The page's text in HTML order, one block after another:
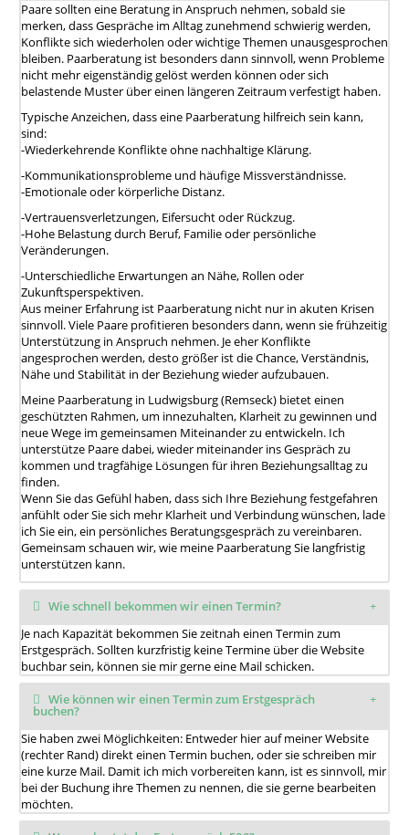
Paare sollten eine Beratung in Anspruch nehmen, sobald sie
merken, dass Gespräche im Alltag zunehmend schwierig werden,
Konflikte sich wiederholen oder wichtige Themen unausgesprochen
bleiben. Paarberatung ist besonders dann sinnvoll, wenn Probleme
nicht mehr eigenständig gelöst werden können oder sich
belastende Muster über einen längeren Zeitraum verfestigt haben.
Typische Anzeichen, dass eine Paarberatung hilfreich sein kann,
sind:
-Wiederkehrende Konflikte ohne nachhaltige Klärung.
-Kommunikationsprobleme und häufige Missverständnisse.
-Emotionale oder körperliche Distanz.
-Vertrauensverletzungen, Eifersucht oder Rückzug.
-Hohe Belastung durch Beruf, Familie oder persönliche
Veränderungen.
-Unterschiedliche Erwartungen an Nähe, Rollen oder
Zukunftsperspektiven.
Aus meiner Erfahrung ist Paarberatung nicht nur in akuten Krisen
sinnvoll. Viele Paare profitieren besonders dann, wenn sie frühzeitig
Unterstützung in Anspruch nehmen. Je eher Konflikte
angesprochen werden, desto größer ist die Chance, Verständnis,
Nähe und Stabilität in der Beziehung wieder aufzubauen.
Meine Paarberatung in Ludwigsburg (Remseck) bietet einen
geschützten Rahmen, um innezuhalten, Klarheit zu gewinnen und
neue Wege im gemeinsamen Miteinander zu entwickeln. Ich
unterstütze Paare dabei, wieder miteinander ins Gespräch zu
kommen und tragfähige Lösungen für ihren Beziehungsalltag zu
finden.
Wenn Sie das Gefühl haben, dass sich Ihre Beziehung festgefahren
anfühlt oder Sie sich mehr Klarheit und Verbindung wünschen, lade
ich Sie ein, ein persönliches Beratungsgespräch zu vereinbaren.
Gemeinsam schauen wir, wie meine Paarberatung Sie langfristig
unterstützen kann.
Wie schnell bekommen wir einen Termin?
Je nach Kapazität bekommen Sie zeitnah einen Termin zum
Erstgespräch. Sollten kurzfristig keine Termine über die Website
buchbar sein, können sie mir gerne eine Mail schicken.
Wie können wir einen Termin zum Erstgespräch
buchen?
Sie haben zwei Möglichkeiten: Entweder hier auf meiner Website
(rechter Rand) direkt einen Termin buchen, oder sie schreiben mir
eine kurze Mail. Damit ich mich vorbereiten kann, ist es sinnvoll, mir
bei der Buchung ihre Themen zu nennen, die sie gerne bearbeiten
möchten.